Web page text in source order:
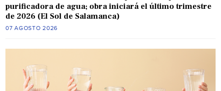
purificadora de agua; obra iniciará el último trimestre
de 2026 (El Sol de Salamanca)
07 AGOSTO 2026